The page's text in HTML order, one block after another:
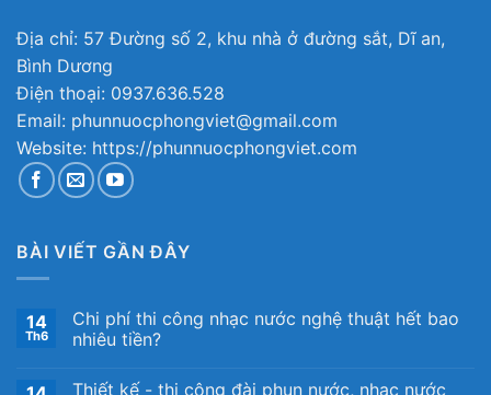
Địa chỉ: 57 Đường số 2, khu nhà ở đường sắt, Dĩ an,
Bình Dương
Điện thoại: 0937.636.528
Email: phunnuocphongviet@gmail.com
Website: https://phunnuocphongviet.com
BÀI VIẾT GẦN ĐÂY
14
Th6
Chi phí thi công nhạc nước nghệ thuật hết bao
nhiêu tiền?
Thiết kế ​- thi công đài phun nước, nhạc nước